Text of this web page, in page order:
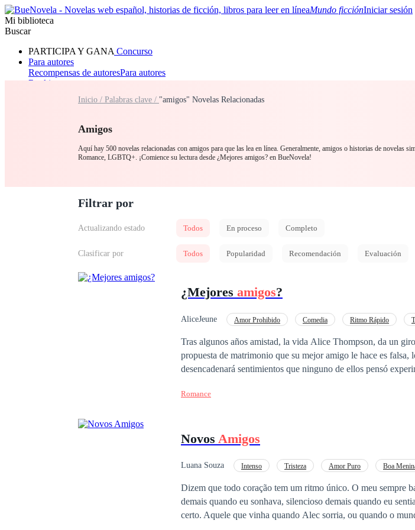
Mundo ficciónIniciar sesión
Mi biblioteca
Buscar
PARTICIPA Y GANA Concurso
Para autores
Recompensas de autoresPara autores
Ranking
RomanceHombre lobo
Inicio / Palabras clave / "amigos" Novelas Relacionadas
Amigos
Aquí hay 500 novelas relacionadas con amigos para que las lea en línea. Generalmente, amigos o historias de novelas
Romance, LGBTQ+. ¡Comience su lectura desde ¿Mejores amigos? en BueNovela!
Filtrar por
Actualizando estado Todos En proceso Completo
Clasificar por Todos Popularidad Recomendación Evaluación
¿Mejores amigos?
AliceJeune Amor Prohibido Comedia Ritmo Rápido
Tras algunos años amistad, la vida Alice Thompson, da un giro brutalmente emocional cuando descubre que, la
propuesta de matrimonio que su mejor amigo le hace es
desencadenará sentimientos que ninguno de ellos pensó
sobrevivir juntas?
Romance
Novos Amigos
Luana Souza Intenso Tristeza Amor Puro Boa
Dizem que todo coração tem um ritmo único. O meu sempre
demais quando eu sonhava, silencioso demais quando eu sentia medo. Mas então ele encontrou o
certo. Aquele que vinha quando Alec sorria, ou quando o